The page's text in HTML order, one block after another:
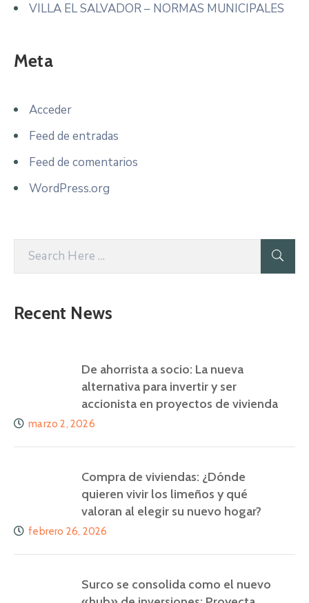
VILLA EL SALVADOR – NORMAS MUNICIPALES
Meta
Acceder
Feed de entradas
Feed de comentarios
WordPress.org
Recent News
De ahorrista a socio: La nueva
alternativa para invertir y ser
accionista en proyectos de vivienda
marzo 2, 2026
Compra de viviendas: ¿Dónde
quieren vivir los limeños y qué
valoran al elegir su nuevo hogar?
febrero 26, 2026
Surco se consolida como el nuevo